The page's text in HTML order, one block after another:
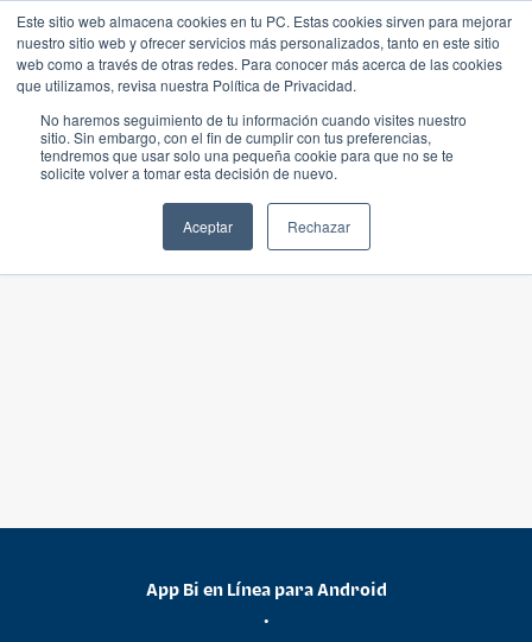
Este sitio web almacena cookies en tu PC. Estas cookies sirven para mejorar
nuestro sitio web y ofrecer servicios más personalizados, tanto en este sitio
web como a través de otras redes. Para conocer más acerca de las cookies
que utilizamos, revisa nuestra Política de Privacidad.
No haremos seguimiento de tu información cuando visites nuestro
sitio. Sin embargo, con el fin de cumplir con tus preferencias,
tendremos que usar solo una pequeña cookie para que no se te
solicite volver a tomar esta decisión de nuevo.
Aceptar Rechazar
App Bi en Línea para Android
•